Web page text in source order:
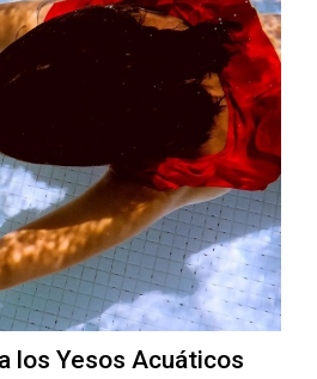
los Yesos Acuáticos